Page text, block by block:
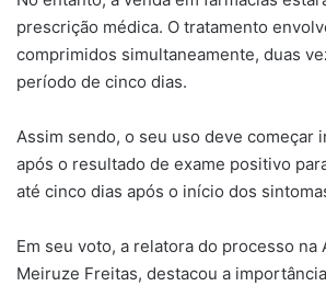
prescrição médica. O tratamento
comprimidos simultaneamente, duas
período de cinco dias.
Assim sendo, o seu uso deve começar
após o resultado de exame positivo
até cinco dias após o início dos
Em seu voto, a relatora do processo na
Meiruze Freitas, destacou a